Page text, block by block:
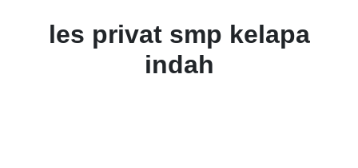
les privat smp kelapa
indah